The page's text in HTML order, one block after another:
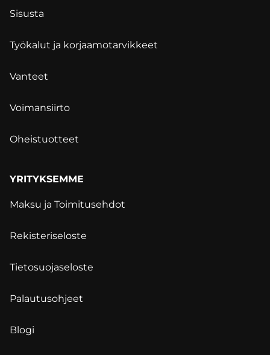
Sisusta
Työkalut ja korjaamotarvikkeet
Vanteet
Voimansiirto
Oheistuotteet
YRITYKSEMME
Maksu ja Toimitusehdot
Rekisteriseloste
Tietosuojaseloste
Palautusohjeet
Blogi